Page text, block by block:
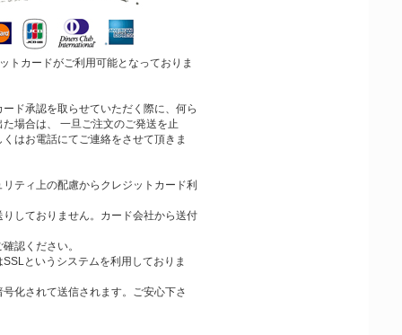
トカードがご利用可能となっておりま
ド承認を取らせていただく際に、何ら
場合は、 一旦ご注文のご発送を止
はお電話にてご連絡をさせて頂きま
リティ上の配慮からクレジットカード利
りしておりません。カード会社から送付
認ください。
というシステムを利用しておりま
号化されて送信されます。ご安心下さ